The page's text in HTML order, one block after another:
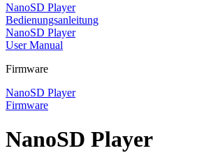
NanoSD Player
Bedienungsanleitung
NanoSD Player
User Manual
Firmware
NanoSD Player
Firmware
NanoSD Player